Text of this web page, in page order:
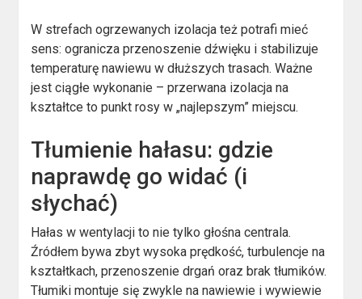
W strefach ogrzewanych izolacja też potrafi mieć
sens: ogranicza przenoszenie dźwięku i stabilizuje
temperaturę nawiewu w dłuższych trasach. Ważne
jest ciągłe wykonanie – przerwana izolacja na
kształtce to punkt rosy w „najlepszym” miejscu.
Tłumienie hałasu: gdzie
naprawdę go widać (i
słychać)
Hałas w wentylacji to nie tylko głośna centrala.
Źródłem bywa zbyt wysoka prędkość, turbulencje na
kształtkach, przenoszenie drgań oraz brak tłumików.
Tłumiki montuje się zwykle na nawiewie i wywiewie